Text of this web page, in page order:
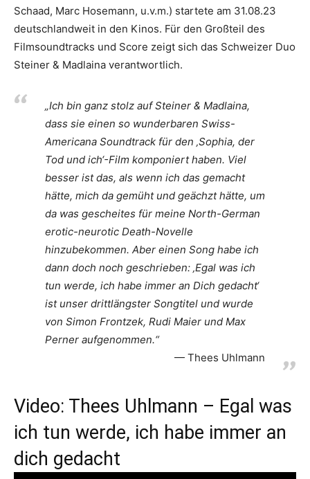
Schaad, Marc Hosemann, u.v.m.) startete am 31.08.23
deutschlandweit in den Kinos. Für den Großteil des
Filmsoundtracks und Score zeigt sich das Schweizer Duo
Steiner & Madlaina verantwortlich.
„Ich bin ganz stolz auf Steiner & Madlaina,
dass sie einen so wunderbaren Swiss-
Americana Soundtrack für den ‚Sophia, der
Tod und ich‘-Film komponiert haben. Viel
besser ist das, als wenn ich das gemacht
hätte, mich da gemüht und geächzt hätte, um
da was gescheites für meine North-German
erotic-neurotic Death-Novelle
hinzubekommen. Aber einen Song habe ich
dann doch noch geschrieben: ‚Egal was ich
tun werde, ich habe immer an Dich gedacht‘
ist unser drittlängster Songtitel und wurde
von Simon Frontzek, Rudi Maier und Max
Perner aufgenommen.“
Thees Uhlmann
Video: Thees Uhlmann – Egal was
ich tun werde, ich habe immer an
dich gedacht